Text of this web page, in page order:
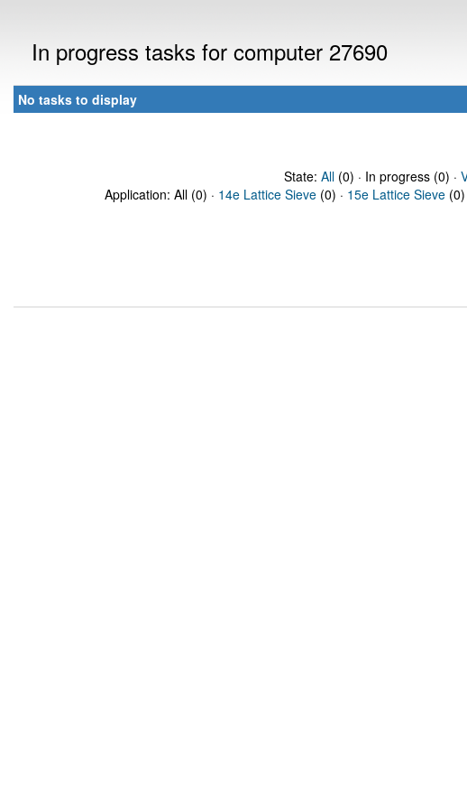
In progress tasks for computer 27690
No tasks to display
State: All(0) · In progress (0) ·
Application: All (0) · 14e Lattice Sieve (0) · 15e Lattice Sieve (0)